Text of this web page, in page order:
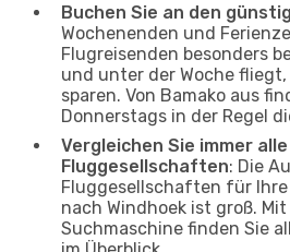
Buchen Sie an den
Wochenenden und
Flugreisenden besonders
und unter der Woche
sparen. Von Bamako aus
Donnerstags in der Regel
Vergleichen Sie immer alle
Fluggesellschaften: Die
Fluggesellschaften für Ihre
nach Windhoek ist groß.
Suchmaschine finden Sie